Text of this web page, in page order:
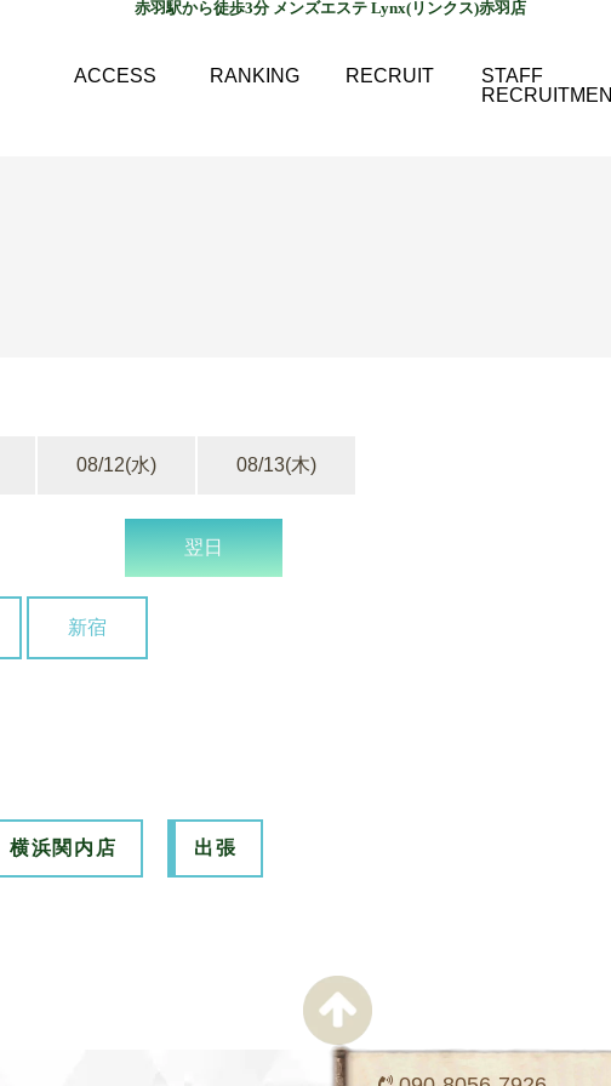
赤羽駅から徒歩3分 メンズエステ Lynx(リンクス)赤羽店
ACCESS RANKING RECRUIT
STAFF
08/12(水) 08/13(木)
翌日
新宿
横浜関内店 出張